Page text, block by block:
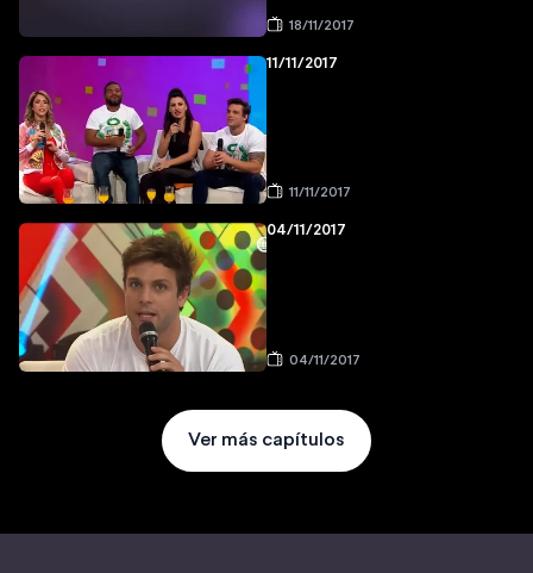
18/11/2017
11/11/2017
11/11/2017
04/11/2017
04/11/2017
Ver más capítulos